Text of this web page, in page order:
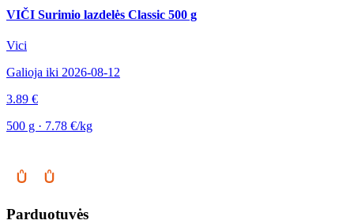
VIČI Surimio lazdelės Classic 500 g
Vici
Galioja iki 2026-08-12
3.89 €
500 g · 7.78 €/kg
Parduotuvės